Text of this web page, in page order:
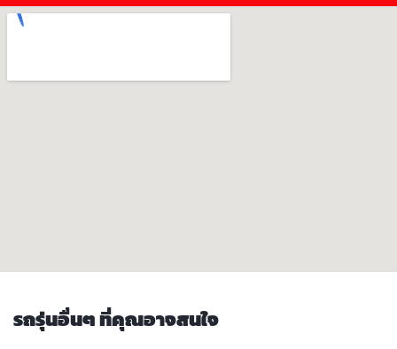
รถรุ่นอื่นๆ ที่คุณอาจสนใจ